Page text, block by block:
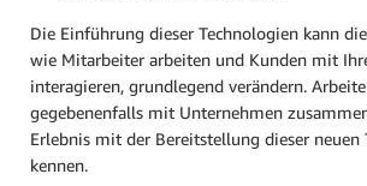
Die Einführung dieser Technologien kann
wie Mitarbeiter arbeiten und Kunden mit
interagieren, grundlegend verändern.
gegebenenfalls mit Unternehmen
Erlebnis mit der Bereitstellung dieser neuen
kennen.